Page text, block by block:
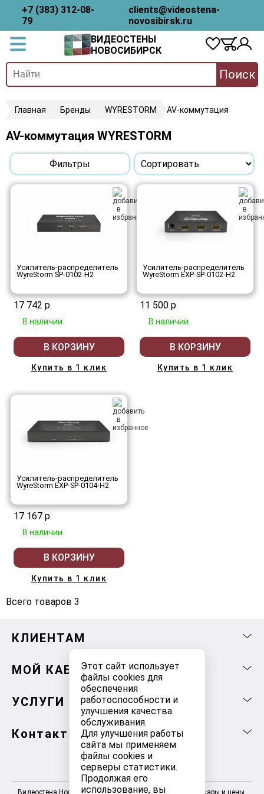
Этот сайт использует
файлы cookies для
обеспечения
работоспособности и
улучшения качества
обслуживания.
Для улучшения работы
сайта мы применяем
файлы cookies и
серверы статистики.
Продолжая его
использование, вы
+7 (383) 312-08-
79
clients@videostena-
novosibirsk.ru
ВИДЕОСТЕНЫ
НОВОСИБИРСК
Поиск
Главная Бренды WYRESTORM AV-коммутация
AV-коммутация WYRESTORM
Фильтры
Усилитель-распределитель
WyreStorm SP-0102-H2
17 742 р.
В наличии
В КОРЗИНУ
Купить в 1 клик
Усилитель-распределитель
WyreStorm EXP-SP-0102-H2
11 500 р.
В наличии
В КОРЗИНУ
Купить в 1 клик
Усилитель-распределитель
WyreStorm EXP-SP-0104-H2
17 167 р.
В наличии
В КОРЗИНУ
Купить в 1 клик
Всего товаров 3
КЛИЕНТАМ
МОЙ КАБИНЕТ
УСЛУГИ
Контакты
Видеостена Новосибирск 2025-2026 © Информация, товары и цены,